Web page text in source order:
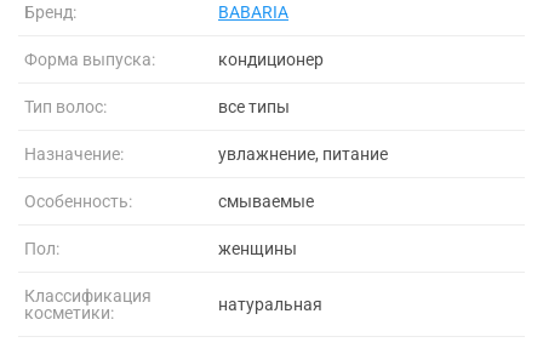
Бренд: BABARIA
Форма выпуска: кондиционер
Тип волос: все типы
Назначение: увлажнение, питание
Особенность: смываемые
Пол: женщины
Классификация
косметики:
натуральная